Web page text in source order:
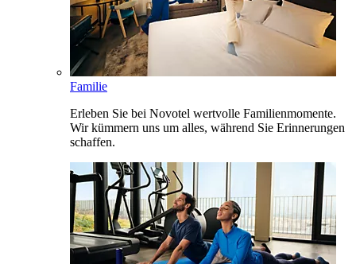
Familie
Erleben Sie bei Novotel wertvolle Familienmomente.
Wir kümmern uns um alles, während Sie Erinnerungen
schaffen.